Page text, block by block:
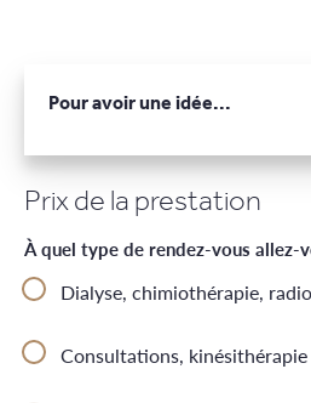
Pour avoir une idée...
Prix de la prestation
À quel type de rendez-vous allez-
Dialyse, chimiothérapie,
Consultations, kinésithérapie